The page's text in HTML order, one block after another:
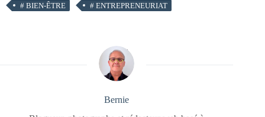
# BIEN-ÊTRE # ENTREPRENEURIAT
Bernie